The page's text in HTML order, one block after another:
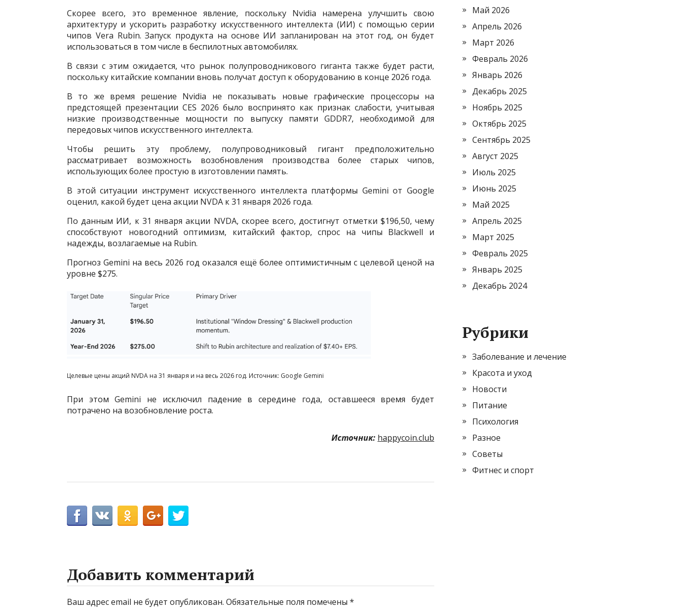
Скорее всего, это временное явление, поскольку Nvidia намерена улучшить свою
архитектуру и ускорить разработку искусственного интеллекта (ИИ) с помощью серии
чипов Vera Rubin. Запуск продукта на основе ИИ запланирован на этот год, он будет
использоваться в том числе в беспилотных автомобилях.
В связи с этим ожидается, что рынок полупроводникового гиганта также будет расти,
поскольку китайские компании вновь получат доступ к оборудованию в конце 2026 года.
В то же время решение Nvidia не показывать новые графические процессоры на
предстоящей презентации CES 2026 было воспринято как признак слабости, учитывая
низкие производственные мощности по выпуску памяти GDDR7, необходимой для
передовых чипов искусственного интеллекта.
Чтобы решить эту проблему, полупроводниковый гигант предположительно
рассматривает возможность возобновления производства более старых чипов,
использующих более простую в изготовлении память.
В этой ситуации инструмент искусственного интеллекта платформы Gemini от Google
оценил, какой будет цена акции NVDA к 31 января 2026 года.
По данным ИИ, к 31 января акции NVDA, скорее всего, достигнут отметки $196,50, чему
способствуют новогодний оптимизм, китайский фактор, спрос на чипы Blackwell и
надежды, возлагаемые на Rubin.
Прогноз Gemini на весь 2026 год оказался ещё более оптимистичным с целевой ценой на
уровне $275.
Целевые цены акций NVDA на 31 января и на весь 2026 год. Источник: Google Gemini
При этом Gemini не исключил падение в середине года, оставшееся время будет
потрачено на возобновление роста.
Источник: happycoin.club
Добавить комментарий
Ваш адрес email не будет опубликован. Обязательные поля помечены *
Май 2026
Апрель 2026
Март 2026
Февраль 2026
Январь 2026
Декабрь 2025
Ноябрь 2025
Октябрь 2025
Сентябрь 2025
Август 2025
Июль 2025
Июнь 2025
Май 2025
Апрель 2025
Март 2025
Февраль 2025
Январь 2025
Декабрь 2024
Рубрики
Заболевание и лечение
Красота и уход
Новости
Питание
Психология
Разное
Советы
Фитнес и спорт